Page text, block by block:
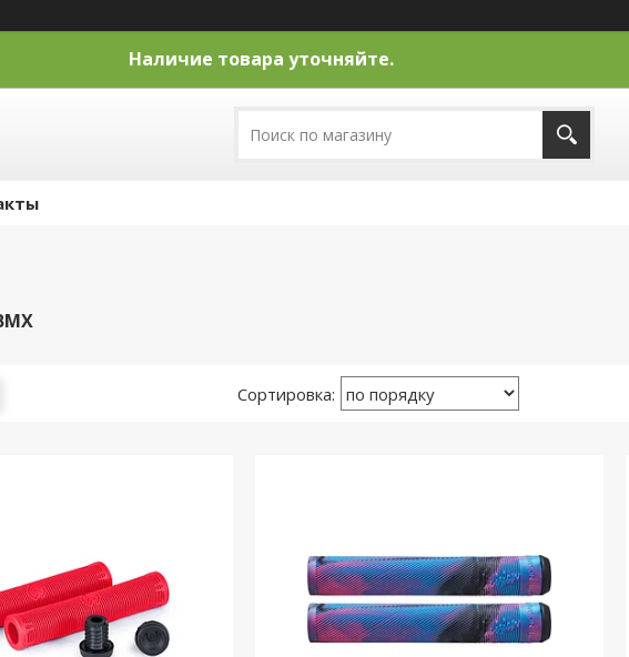
Наличие товара уточняйте.